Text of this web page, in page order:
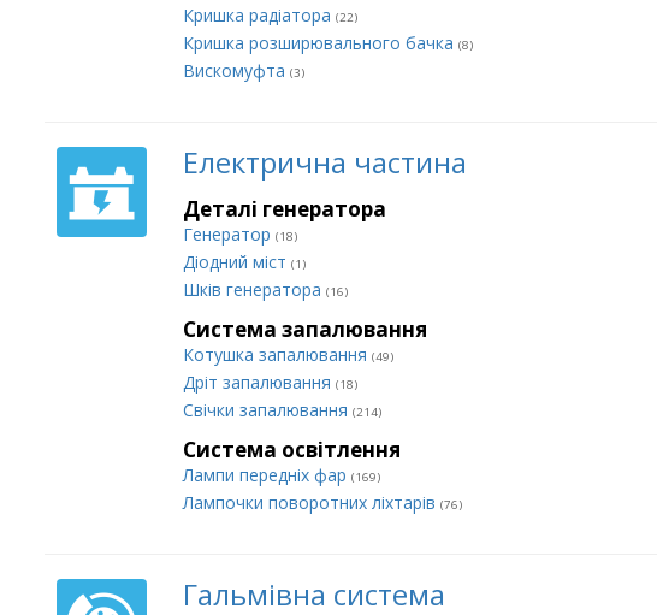
Кришка радіатора (22)
Кришка розширювального бачка (8)
Вискомуфта (3)
Електрична частина
Деталі генератора
Генератор (18)
Діодний міст (1)
Шків генератора (16)
Система запалювання
Котушка запалювання (49)
Дріт запалювання (18)
Свічки запалювання (214)
Система освітлення
Лампи передніх фар (169)
Лампочки поворотних ліхтарів (76)
Гальмівна система